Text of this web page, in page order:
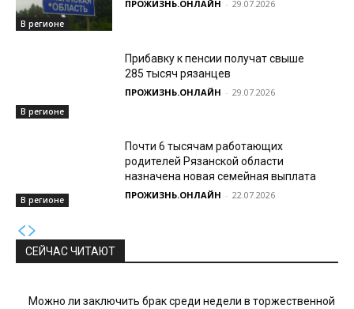
В регионе
ПРОЖИЗНЬ.ОНЛАЙН - 29.07.2026
В регионе
Прибавку к пенсии получат свыше
285 тысяч рязанцев
ПРОЖИЗНЬ.ОНЛАЙН - 29.07.2026
В регионе
Почти 6 тысячам работающих
родителей Рязанской области
назначена новая семейная выплата
ПРОЖИЗНЬ.ОНЛАЙН - 22.07.2026
СЕЙЧАС ЧИТАЮТ
Можно ли заключить брак среди недели в торжественной